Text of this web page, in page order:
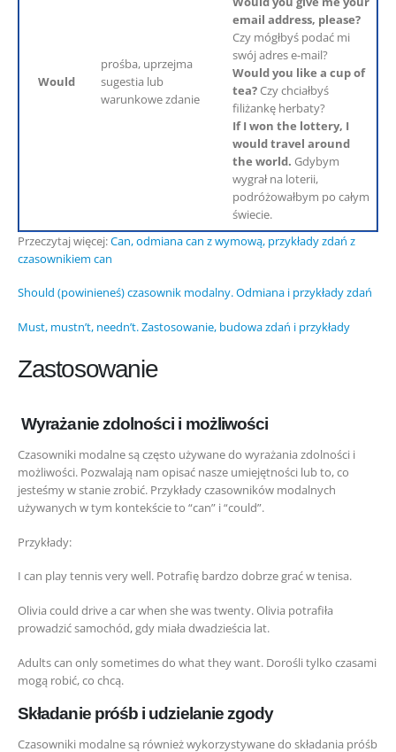
Would
prośba, uprzejma
sugestia lub
warunkowe zdanie
email address, please?
Czy mógłbyś podać mi
swój adres e-mail?
Would you like a cup of
tea?Czy chciałbyś
filiżankę herbaty?
If I won the lottery, I
would travel around
the world. Gdybym
wygrał na loterii,
podróżowałbym po całym
świecie.
Przeczytaj więcej:Can, odmiana can z wymową, przykłady zdań z
czasownikiem can
Should (powinieneś) czasownik modalny. Odmiana i przykłady zdań
Must, mustn’t, needn’t. Zastosowanie, budowa zdań i przykłady
Zastosowanie
Wyrażanie zdolności i możliwości
Czasowniki modalne są często używane do wyrażania zdolności i
możliwości. Pozwalają nam opisać nasze umiejętności lub to, co
jesteśmy w stanie zrobić. Przykłady czasowników modalnych
używanych w tym kontekście to “can” i “could”.
Przykłady:
I can play tennis very well. Potrafię bardzo dobrze grać w tenisa.
Olivia could drive a car when she was twenty. Olivia potrafiła
prowadzić samochód, gdy miała dwadzieścia lat.
Adults can only sometimes do what they want. Dorośli tylko czasami
mogą robić, co chcą.
Składanie próśb i udzielanie zgody
Czasowniki modalne są również wykorzystywane do składania próśb